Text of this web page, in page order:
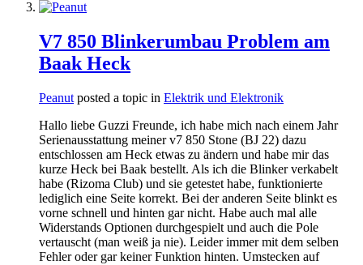
V7 850 Blinkerumbau Problem am
Baak Heck
Peanut posted a topic in Elektrik und Elektronik
Hallo liebe Guzzi Freunde, ich habe mich nach einem Jahr
Serienausstattung meiner v7 850 Stone (BJ 22) dazu
entschlossen am Heck etwas zu ändern und habe mir das
kurze Heck bei Baak bestellt. Als ich die Blinker verkabelt
habe (Rizoma Club) und sie getestet habe, funktionierte
lediglich eine Seite korrekt. Bei der anderen Seite blinkt es
vorne schnell und hinten gar nicht. Habe auch mal alle
Widerstands Optionen durchgespielt und auch die Pole
vertauscht (man weiß ja nie). Leider immer mit dem selben
Fehler oder gar keiner Funktion hinten. Umstecken auf